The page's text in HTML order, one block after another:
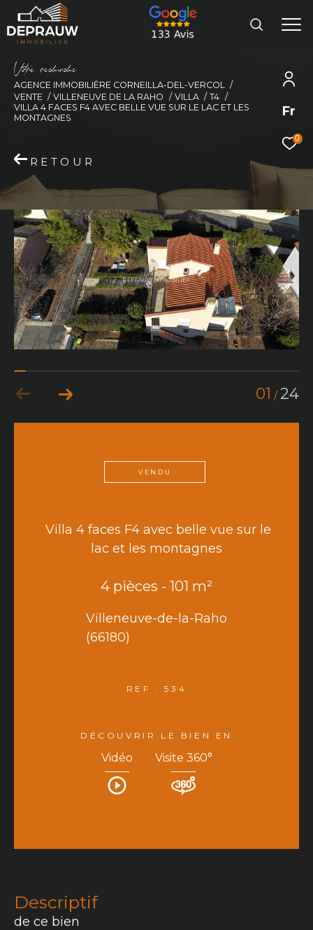
Fr
0
Vore recece
AGENCE IMMOBILIÈRE CORNEILLA-DEL-VERCOL
VENTE
VILLENEUVE DE LA RAHO VILLA
T4
VILLA 4 FACES F4 AVEC BELLE VUE SUR LE LAC ET LES
MONTAGNES
RETOUR
01 /24
VENDU
Villa 4 faces F4 avec belle vue sur le
lac et les montagnes
4 pièces - 101 m²
Villeneuve-de-la-Raho
(66180)
REF : 534
DÉCOUVRIR LE BIEN EN
Vidéo Visite 360°
descriptif
de ce bien